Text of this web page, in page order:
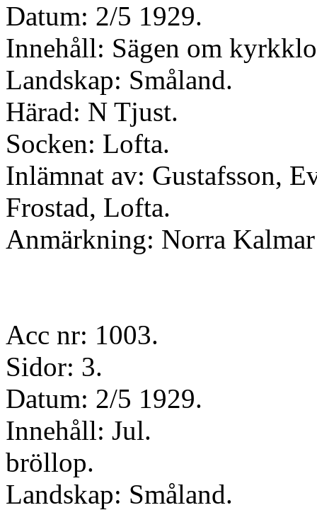
Datum: 2/5 1929.
Innehåll: Sägen om
Landskap: Småland.
Härad: N Tjust.
Socken: Lofta.
Inlämnat av: Gustafsson,
Frostad, Lofta.
Anmärkning: Norra
Acc nr: 1003.
Sidor: 3.
Datum: 2/5 1929.
Innehåll: Jul.
bröllop.
Landskap: Småland.